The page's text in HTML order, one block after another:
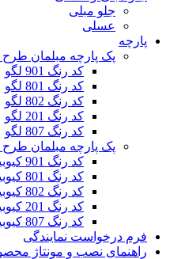
جلو مبلی
عسلی
پارچه
پک پارچه مبلمان طرح
کد رنگ 901 لگو
کد رنگ 801 لگو
کد رنگ 802 لگو
کد رنگ 201 لگو
کد رنگ 807 لگو
پک پارچه مبلمان طرح
کد رنگ 901 کیوبیک
کد رنگ 801 کیوبیک
کد رنگ 802 کیوبیک
کد رنگ 201 کیوبیک
کد رنگ 807 کیوبیک
فرم درخواست نمایندگی
راهنمای نصب و مونتاژ